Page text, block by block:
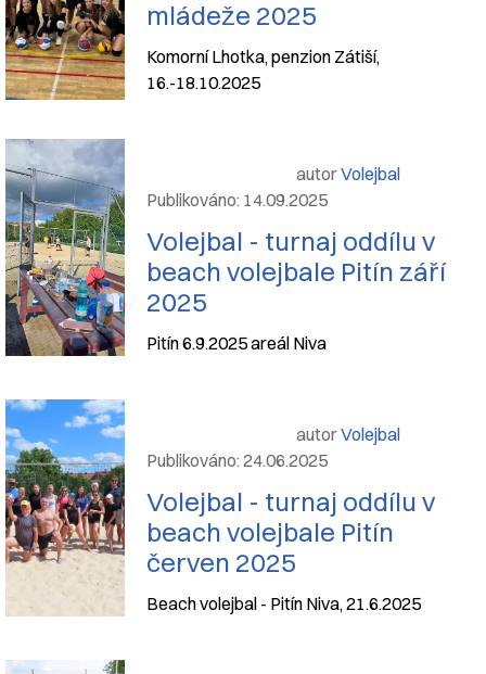
mládeže 2025
Komorní Lhotka, penzion Zátiší,
16.-18.10.2025
autorVolejbal
Publikováno: 14.09.2025
Volejbal - turnaj oddílu v
beach volejbale Pitín září
2025
Pitín 6.9.2025 areál Niva
autorVolejbal
Publikováno: 24.06.2025
Volejbal - turnaj oddílu v
beach volejbale Pitín
červen 2025
Beach volejbal - Pitín Niva, 21.6.2025